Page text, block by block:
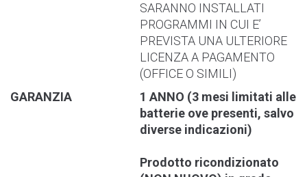
SARANNO INSTALLATI
PROGRAMMI IN CUI E’
PREVISTA UNA ULTERIORE
LICENZA A PAGAMENTO
(OFFICE O SIMILI)
GARANZIA
1 ANNO (3 mesi limitati alle
batterie ove presenti, salvo
diverse indicazioni)
Prodotto ricondizionato